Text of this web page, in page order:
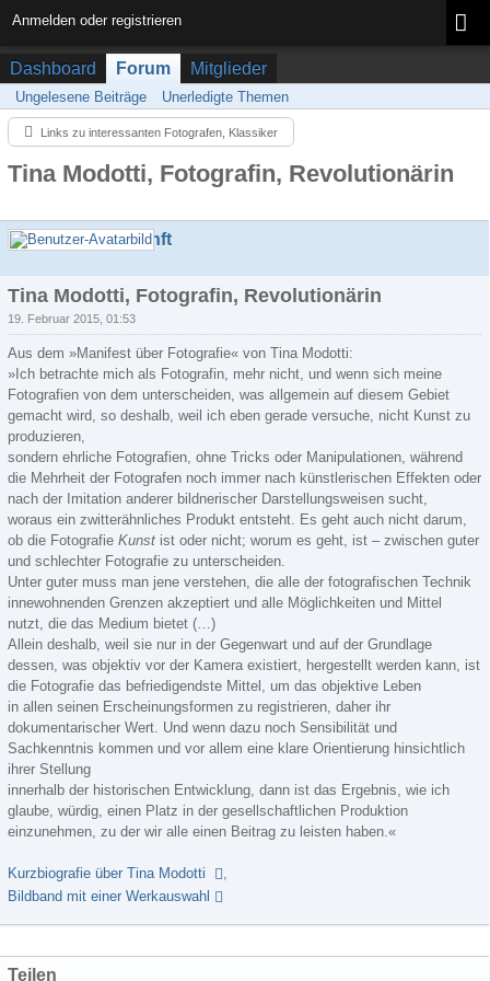
Anmelden oder registrieren
Dashboard Forum Mitglieder
Ungelesene Beiträge Unerledigte Themen
Links zu interessanten Fotografen, Klassiker
Tina Modotti, Fotografin, Revolutionärin
Gabriele.Senft
Tina Modotti, Fotografin, Revolutionärin
19. Februar 2015, 01:53
Aus dem »Manifest über Fotografie« von Tina Modotti:
»Ich betrachte mich als Fotografin, mehr nicht, und wenn sich meine
Fotografien von dem unterscheiden, was allgemein auf diesem Gebiet
gemacht wird, so deshalb, weil ich eben gerade versuche, nicht Kunst zu
produzieren,
sondern ehrliche Fotografien, ohne Tricks oder Manipulationen, während
die Mehrheit der Fotografen noch immer nach künstlerischen Effekten oder
nach der Imitation anderer bildnerischer Darstellungsweisen sucht,
woraus ein zwitterähnliches Produkt entsteht. Es geht auch nicht darum,
ob die Fotografie Kunst ist oder nicht; worum es geht, ist – zwischen guter
und schlechter Fotografie zu unterscheiden.
Unter guter muss man jene verstehen, die alle der fotografischen Technik
innewohnenden Grenzen akzeptiert und alle Möglichkeiten und Mittel
nutzt, die das Medium bietet (…)
Allein deshalb, weil sie nur in der Gegenwart und auf der Grundlage
dessen, was objektiv vor der Kamera existiert, hergestellt werden kann, ist
die Fotografie das befriedigendste Mittel, um das objektive Leben
in allen seinen Erscheinungsformen zu registrieren, daher ihr
dokumentarischer Wert. Und wenn dazu noch Sensibilität und
Sachkenntnis kommen und vor allem eine klare Orientierung hinsichtlich
ihrer Stellung
innerhalb der historischen Entwicklung, dann ist das Ergebnis, wie ich
glaube, würdig, einen Platz in der gesellschaftlichen Produktion
einzunehmen, zu der wir alle einen Beitrag zu leisten haben.«
Kurzbiografie über Tina Modotti
,
Bildband mit einer Werkauswahl
Teilen